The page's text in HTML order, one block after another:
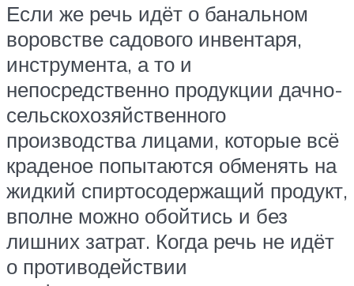
Если же речь идёт о банальном
воровстве садового инвентаря,
инструмента, а то и
непосредственно продукции дачно-
сельскохозяйственного
производства лицами, которые всё
краденое попытаются обменять на
жидкий спиртосодержащий продукт,
вполне можно обойтись и без
лишних затрат. Когда речь не идёт
о противодействии